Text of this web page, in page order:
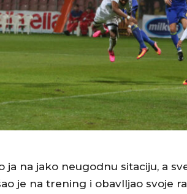
ja na jako neugodnu sitaciju, a
je na trening i obavlljao svoje